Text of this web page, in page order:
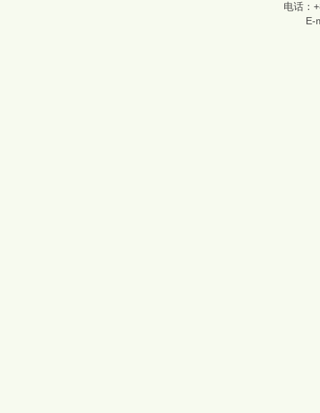
电话：
E-